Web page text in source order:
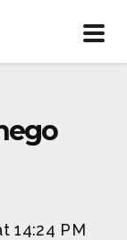
14:24 PM